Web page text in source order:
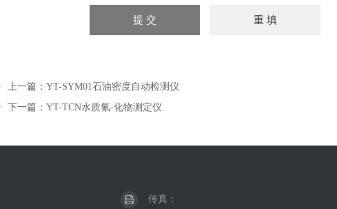
上一篇： YT-SYM01石油密度自动检测仪
下一篇： YT-TCN水质氰-化物测定仪
传真：